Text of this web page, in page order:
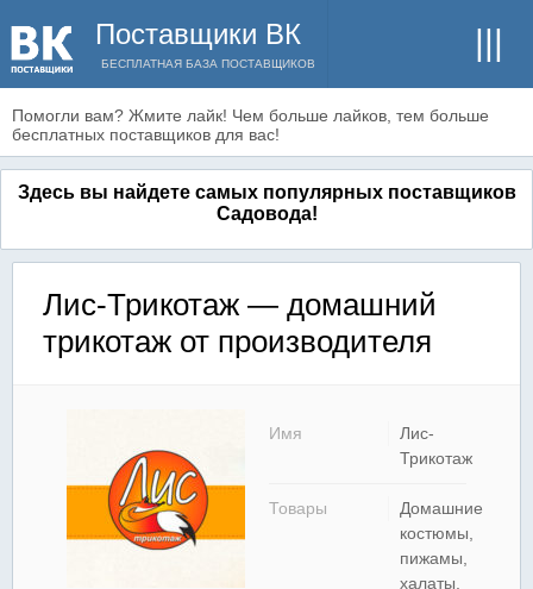
Поставщики ВК
БЕСПЛАТНАЯ БАЗА ПОСТАВЩИКОВ
Помогли вам? Жмите лайк! Чем больше лайков, тем больше
бесплатных поставщиков для вас!
Здесь вы найдете самых популярных поставщиков
Садовода!
Лис-Трикотаж — домашний
трикотаж от производителя
Имя
Лис-
Трикотаж
Товары
Домашние
костюмы,
пижамы,
халаты,